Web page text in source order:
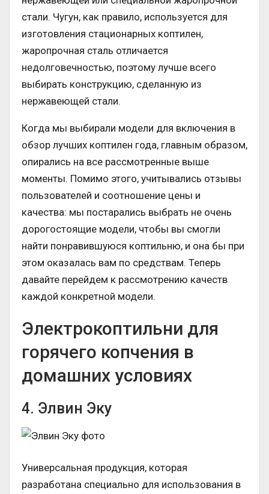
стали. Чугун, как правило, используется для
изготовления стационарных коптилен,
жаропрочная сталь отличается
недолговечностью, поэтому лучше всего
выбирать конструкцию, сделанную из
нержавеющей стали.
Когда мы выбирали модели для включения в
обзор лучших коптилен года, главным образом,
опирались на все рассмотренные выше
моменты. Помимо этого, учитывались отзывы
пользователей и соотношение цены и
качества: мы постарались выбрать не очень
дорогостоящие модели, чтобы вы смогли
найти понравившуюся коптильню, и она бы при
этом оказалась вам по средствам. Теперь
давайте перейдем к рассмотрению качеств
каждой конкретной модели.
Электрокоптильни для
горячего копчения в
домашних условиях
4. Элвин Эку
Универсальная продукция, которая
разработана специально для использования в